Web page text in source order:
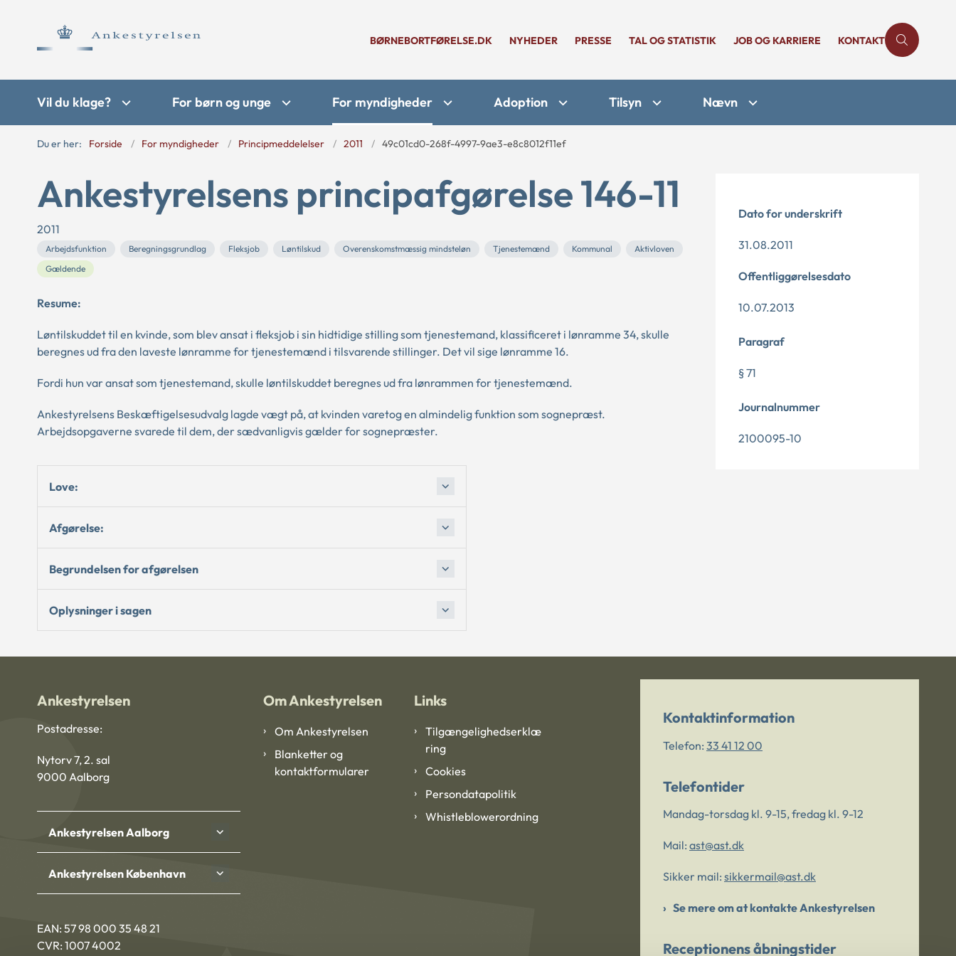
BØRNEBORTFØRELSE.DK NYHEDER PRESSE TAL OG STATISTIK JOB OG KARRIERE KONTAKT
Vil du klage? For børn og unge For myndigheder Adoption Tilsyn Nævn
Du er her: Forside For myndigheder Principmeddelelser 2011 49c01cd0-268f-4997-9ae3-e8c8012f11ef
Ankestyrelsens principafgørelse 146-11
2011
Arbejdsfunktion Beregningsgrundlag Fleksjob Løntilskud Overenskomstmæssig mindsteløn Tjenestemænd Kommunal
Aktivloven
Gældende
Resume:
Løntilskuddet til en kvinde, som blev ansat i fleksjob i sin hidtidige stilling som tjenestemand, klassificeret i lønramme 34, skulle
beregnes ud fra den laveste lønramme for tjenestemænd i tilsvarende stillinger. Det vil sige lønramme 16.
Fordi hun var ansat som tjenestemand, skulle løntilskuddet beregnes ud fra lønrammen for tjenestemænd.
Ankestyrelsens Beskæftigelsesudvalg lagde vægt på, at kvinden varetog en almindelig funktion som sognepræst.
Arbejdsopgaverne svarede til dem, der sædvanligvis gælder for sognepræster.
Love:
Afgørelse:
Begrundelsen for afgørelsen
Oplysninger i sagen
Dato for underskrift
31.08.2011
Offentliggørelsesdato
10.07.2013
Paragraf
§ 71
Journalnummer
2100095-10
Ankestyrelsen
Postadresse:
Nytorv 7, 2. sal
9000 Aalborg
Ankestyrelsen Aalborg
Ankestyrelsen København
EAN: 57 98 000 35 48 21
CVR: 1007 4002
Om Ankestyrelsen
Om Ankestyrelsen
Blanketter og
kontaktformularer
Links
Tilgængelighedserklæ
ring
Cookies
Persondatapolitik
Whistleblowerordning
Kontaktinformation
Telefon: 33 41 12 00
Telefontider
Mandag-torsdag kl. 9-15, fredag kl. 9-12
Mail: ast@ast.dk
Sikker mail: sikkermail@ast.dk
Se mere om at kontakte Ankestyrelsen
Receptionens åbningstider